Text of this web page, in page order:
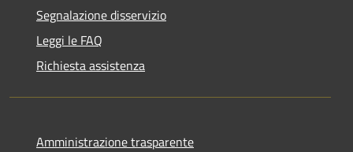
Segnalazione disservizio
Leggi le FAQ
Richiesta assistenza
Amministrazione trasparente